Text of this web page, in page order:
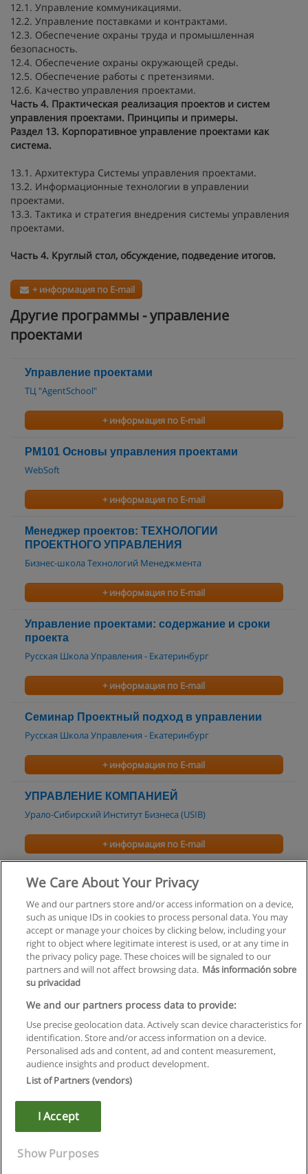
12.1. Управление коммуникациями.
12.2. Управление поставками и контрактами.
12.3. Обеспечение охраны труда и промышленная
безопасность.
12.4. Обеспечение охраны окружающей среды.
12.5. Обеспечение работы с претензиями.
12.6. Качество управления проектами.
Часть 4. Практическая реализация проектов и систем
управления проектами. Принципы и примеры.
Раздел 13. Корпоративное управление проектами как
система.
13.1. Архитектура Системы управления проектами.
13.2. Информационные технологии в управлении
проектами.
13.3. Тактика и стратегия внедрения системы управления
проектами.
Часть 4. Круглый стол, обсуждение, подведение итогов.
+ информация по E-mail
Другие программы - управление
проектами
Управление проектами
ТЦ "AgentSchool"
+ информация по E-mail
PM101 Основы управления проектами
WebSoft
+ информация по E-mail
Менеджер проектов: ТЕХНОЛОГИИ
ПРОЕКТНОГО УПРАВЛЕНИЯ
Бизнес-школа Технологий Менеджмента
+ информация по E-mail
Управление проектами: содержание и сроки
проекта
Русская Школа Управления - Екатеринбург
+ информация по E-mail
Семинар Проектный подход в управлении
Русская Школа Управления - Екатеринбург
+ информация по E-mail
УПРАВЛЕНИЕ КОМПАНИЕЙ
Урало-Сибирский Институт Бизнеса (USIB)
+ информация по E-mail
ФОРМАЦИЯ МОЛОДЫХ МЕНЕДЖЕРОВ
Урало-Сибирский Институт Бизнеса (USIB)
+ информация по E-mail
Правила пользования
Конфиденциальность информации
Напишите Educaedu
Copyright © Educaedu Business S.L. - CIF : B-95610580: -
We Care About Your Privacy
We and our partners store and/or access information on a device,
such as unique IDs in cookies to process personal data. You may
accept or manage your choices by clicking below, including your
right to object where legitimate interest is used, or at any time in
the privacy policy page. These choices will be signaled to our
partners and will not affect browsing data. Más información sobre
su privacidad
We and our partners process data to provide:
Use precise geolocation data. Actively scan device characteristics for
identification. Store and/or access information on a device.
Personalised ads and content, ad and content measurement,
audience insights and product development.
List of Partners (vendors)
I Accept
Show Purposes